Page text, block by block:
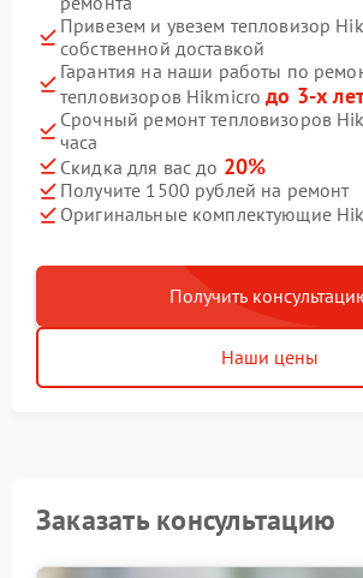
Привезем и увезем тепловизор
собственной доставкой
Гарантия на наши работы по
тепловизоров Hikmicroдо 3-х
Срочный ремонт тепловизоров
часа
Скидка для вас до 20%
Получите 1500 рублей на ремонт
Оригинальные комплектующие
Получить
Наши цены
Заказать консультацию